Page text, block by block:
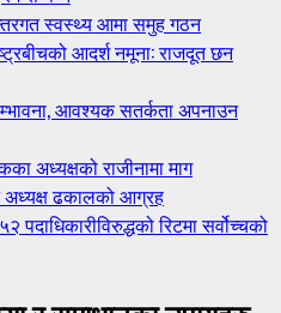
स्वस्थ्य आमा समुह गठन
आदर्श नमूना: राजदूत छन
आवश्यक सतर्कता अपनाउन
अध्यक्षको राजीनामा माग
अध्यक्ष ढकालको आग्रह
रिटमा सर्वोच्चको